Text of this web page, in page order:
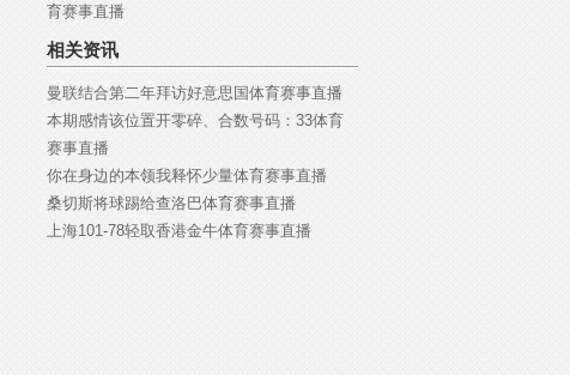
育赛事直播
相关资讯
曼联结合第二年拜访好意思国体育赛事直播
本期感情该位置开零碎、合数号码：33体育
赛事直播
你在身边的本领我释怀少量体育赛事直播
桑切斯将球踢给查洛巴体育赛事直播
上海101-78轻取香港金牛体育赛事直播